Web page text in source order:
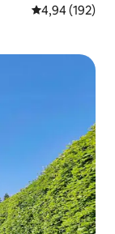
Średnia
4,94 (192)